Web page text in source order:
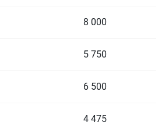
8 000
5 750
6 500
4 475